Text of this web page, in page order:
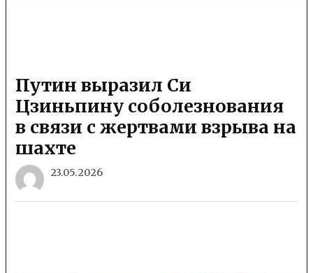
Путин выразил Си
Цзиньпину соболезнования
в связи с жертвами взрыва на
шахте
23.05.2026